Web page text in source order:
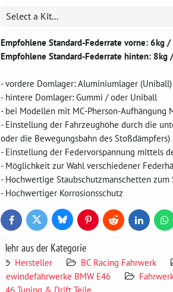
Select a Kit...
Empfohlene Standard-Federrate vorne: 6kg /
Empfohlene Standard-Federrate hinten: 8kg
- vordere Domlager: Aluminiumlager (Uniball)
- hintere Domlager: Gummi / oder Uniball
- bei Modellen mit MC-Pherson-
- Einstellung der Fahrzeughöhe durch die
oder die Bewegungsbahn des Stoßdämpfers)
- Einstellung der Federvorspannung mittels
- Möglichkeit zur Wahl verschiedener
- Hochwertige Staubschutzmanschetten
- Hochwertiger Korrosionsschutz
FacebookTwitter BlueskyPinterestReddit LinkedIn
Mehr aus der Kategorie
Hersteller BC Racing Fahrwerk
Gewindefahrwerke BMW E46
E46 Tuning & Drift Teile